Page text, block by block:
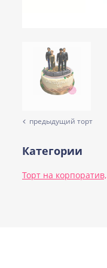
предыдущий торт
Категории
Торт на корпоратив,